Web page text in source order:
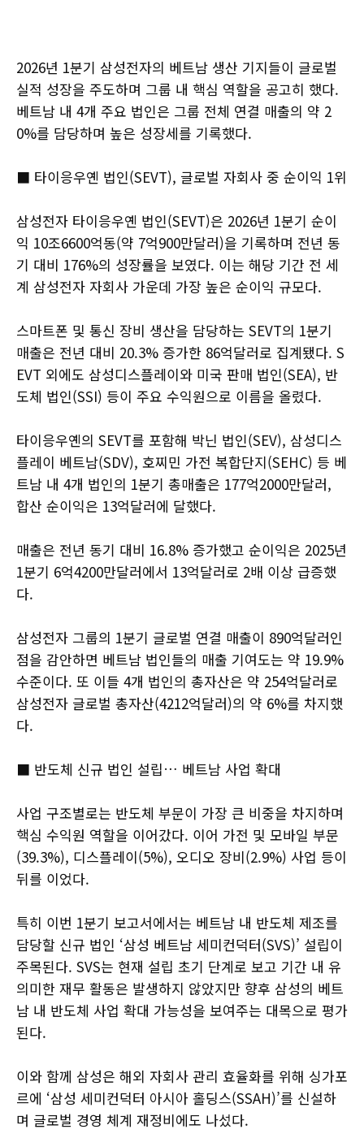
2026년 1분기 삼성전자의 베트남 생산 기지들이 글로벌
실적 성장을 주도하며 그룹 내 핵심 역할을 공고히 했다.
베트남 내 4개 주요 법인은 그룹 전체 연결 매출의 약 2
0%를 담당하며 높은 성장세를 기록했다.
■ 타이응우옌 법인(SEVT), 글로벌 자회사 중 순이익 1위
삼성전자 타이응우옌 법인(SEVT)은 2026년 1분기 순이
익 10조6600억동(약 7억900만달러)을 기록하며 전년 동
기 대비 176%의 성장률을 보였다. 이는 해당 기간 전 세
계 삼성전자 자회사 가운데 가장 높은 순이익 규모다.
스마트폰 및 통신 장비 생산을 담당하는 SEVT의 1분기
매출은 전년 대비 20.3% 증가한 86억달러로 집계됐다. S
EVT 외에도 삼성디스플레이와 미국 판매 법인(SEA), 반
도체 법인(SSI) 등이 주요 수익원으로 이름을 올렸다.
타이응우옌의 SEVT를 포함해 박닌 법인(SEV), 삼성디스
플레이 베트남(SDV), 호찌민 가전 복합단지(SEHC) 등 베
트남 내 4개 법인의 1분기 총매출은 177억2000만달러,
합산 순이익은 13억달러에 달했다.
매출은 전년 동기 대비 16.8% 증가했고 순이익은 2025년
1분기 6억4200만달러에서 13억달러로 2배 이상 급증했
다.
삼성전자 그룹의 1분기 글로벌 연결 매출이 890억달러인
점을 감안하면 베트남 법인들의 매출 기여도는 약 19.9%
수준이다. 또 이들 4개 법인의 총자산은 약 254억달러로
삼성전자 글로벌 총자산(4212억달러)의 약 6%를 차지했
다.
■ 반도체 신규 법인 설립… 베트남 사업 확대
사업 구조별로는 반도체 부문이 가장 큰 비중을 차지하며
핵심 수익원 역할을 이어갔다. 이어 가전 및 모바일 부문
(39.3%), 디스플레이(5%), 오디오 장비(2.9%) 사업 등이
뒤를 이었다.
특히 이번 1분기 보고서에서는 베트남 내 반도체 제조를
담당할 신규 법인 ‘삼성 베트남 세미컨덕터(SVS)’ 설립이
주목된다. SVS는 현재 설립 초기 단계로 보고 기간 내 유
의미한 재무 활동은 발생하지 않았지만 향후 삼성의 베트
남 내 반도체 사업 확대 가능성을 보여주는 대목으로 평가
된다.
이와 함께 삼성은 해외 자회사 관리 효율화를 위해 싱가포
르에 ‘삼성 세미컨덕터 아시아 홀딩스(SSAH)’를 신설하
며 글로벌 경영 체계 재정비에도 나섰다.